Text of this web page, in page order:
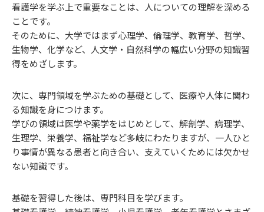
看護学を学ぶ上で重要なことは、人についての理解を深める
ことです。
そのために、大学ではまず心理学、倫理学、教育学、哲学、
生物学、化学など、人文学・自然科学の幅広い分野の知識習
得をめざします。
次に、専門領域を学ぶための基礎として、医療や人体に関わ
る知識を身につけます。
学びの領域は医学や薬学をはじめとして、解剖学、病理学、
生理学、栄養学、福祉学など多岐にわたりますが、一人ひと
り事情が異なる患者と向き合い、支えていくためには欠かせ
ない知識です。
基礎を習得した後は、専門科目を学びます。